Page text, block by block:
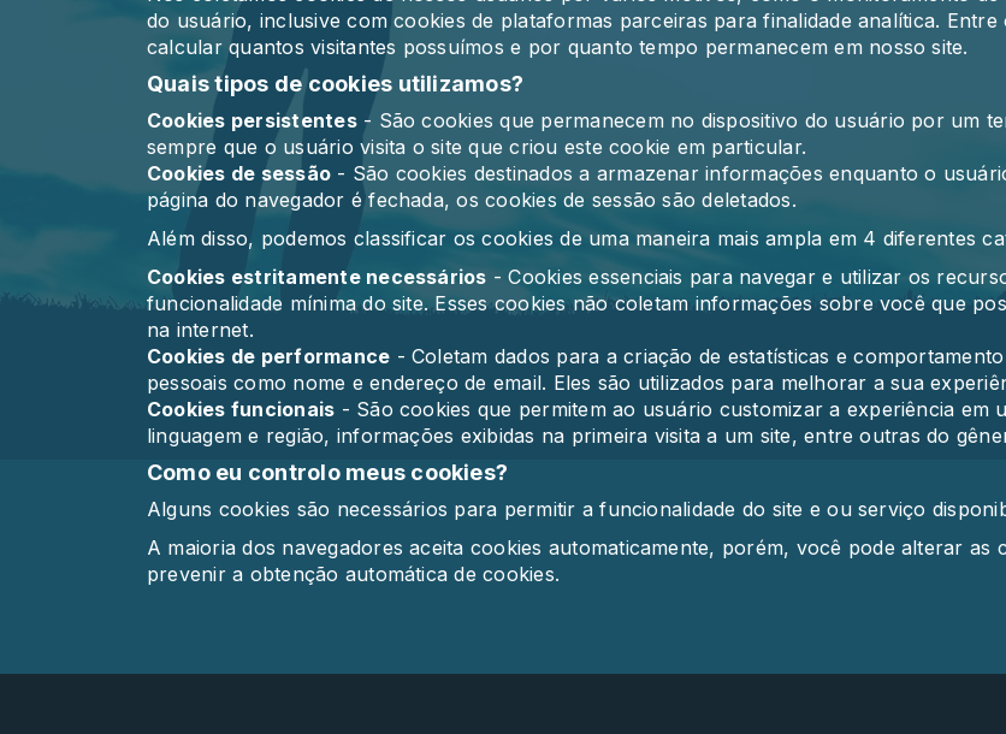
do usuário, inclusive com cookies de plataformas parceiras para finalidade analítica.
calcular quantos visitantes possuímos e por quanto tempo permanecem em nosso site.
Quais tipos de cookies utilizamos?
Cookies persistentes- São cookies que permanecem no dispositivo do usuário por um
sempre que o usuário visita o site que criou este cookie em particular.
Cookies de sessão - São cookies destinados a armazenar informações enquanto o
página do navegador é fechada, os cookies de sessão são deletados.
Além disso, podemos classificar os cookies de uma maneira mais ampla em 4 diferentes
Cookies estritamente necessários - Cookies essenciais para navegar e utilizar os
funcionalidade mínima do site. Esses cookies não coletam informações sobre você que
na internet.
Cookies de performance - Coletam dados para a criação de estatísticas e
pessoais como nome e endereço de email. Eles são utilizados para melhorar a sua
Cookies funcionais - São cookies que permitem ao usuário customizar a experiência
linguagem e região, informações exibidas na primeira visita a um site, entre outras do
Como eu controlo meus cookies?
Alguns cookies são necessários para permitir a funcionalidade do site e ou serviço
A maioria dos navegadores aceita cookies automaticamente, porém, você pode alterar
prevenir a obtenção automática de cookies.